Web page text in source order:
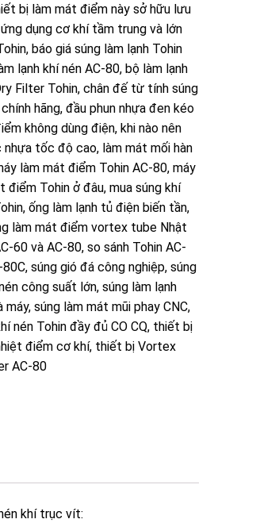
bị làm mát điểm này sở hữu lưu
dụng cơ khí tầm trung và lớn
, báo giá súng làm lạnh Tohin
lạnh khí nén AC-80, bộ làm lạnh
Filter Tohin, chân đế từ tính súng
hãng, đầu phun nhựa đen kéo
không dùng điện, khi nào nên
nhựa tốc độ cao, làm mát mối hàn
làm mát điểm Tohin AC-80, máy
điểm Tohin ở đâu, mua súng khí
, ống làm lạnh tủ điện biến tần,
làm mát điểm vortex tube Nhật
60 và AC-80, so sánh Tohin AC-
, súng gió đá công nghiệp, súng
công suất lớn, súng làm lạnh
máy, súng làm mát mũi phay CNC,
nén Tohin đầy đủ CO CQ, thiết bị
điểm cơ khí, thiết bị Vortex
AC-80
khí trục vít: